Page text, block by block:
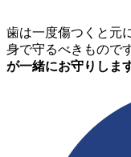
歯は一度傷つくと元
身で守るべきもので
が一緒にお守りしま